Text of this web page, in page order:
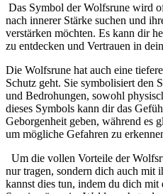
Das Symbol der Wolfsrune wird
nach innerer Stärke suchen und
verstärken möchten. Es kann dir
zu entdecken ⁤und Vertrauen in
Die Wolfsrune hat auch eine
Schutz geht. Sie symbolisiert den
und ​Bedrohungen, sowohl
dieses Symbols kann ⁣dir das
Geborgenheit ⁣geben, ⁢während es
um mögliche Gefahren zu
Um die vollen Vorteile‍ der
nur tragen, sondern ​dich auch mit
kannst dies tun, ⁢indem du⁢ dich⁣